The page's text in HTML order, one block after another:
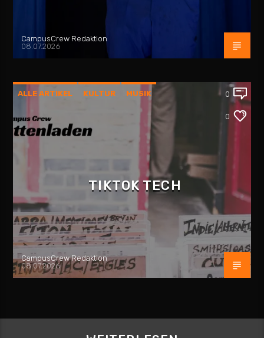
CampusCrew Redaktion
08.07.2026
ALLE ARTIKEL KULTUR MUSIK
PLATTENLADEN
0
0
TIKTOK TECH
CampusCrew Redaktion
08.07.2026